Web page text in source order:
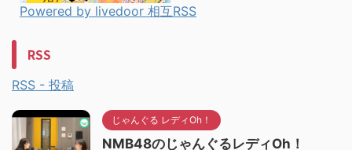
Powered by livedoor 相互RSS
RSS
RSS - 投稿
じゃんぐる レディOh！
NMB48のじゃんぐるレディOh！